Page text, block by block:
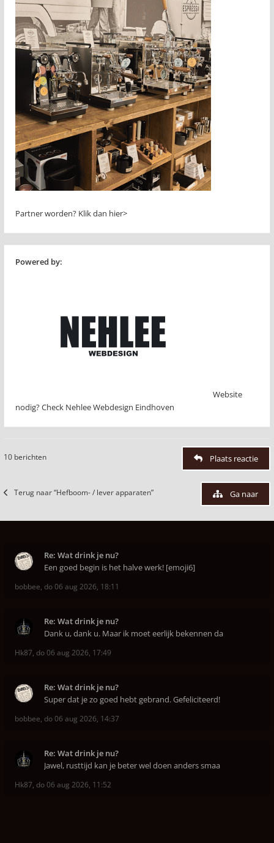
Partner worden? Klik dan hier>
Powered by:
Website
nodig? Check Nehlee Webdesign Eindhoven
10 berichten Plaats reactie
Terug naar “Hefboom- / lever apparaten” Ga naar
Re: Wat drink je nu?
Een goed begin is het halve werk! [emoji6]
bobbee, do 06 aug 2026, 18:11
Re: Wat drink je nu?
Dank u, dank u. Maar ik moet eerlijk bekennen da
Hk87, do 06 aug 2026, 17:49
Re: Wat drink je nu?
Super dat je zo goed hebt gebrand. Gefeliciteerd!
bobbee, do 06 aug 2026, 14:37
Re: Wat drink je nu?
Jawel, rusttijd kan je beter wel doen anders smaa
Hk87, do 06 aug 2026, 11:52